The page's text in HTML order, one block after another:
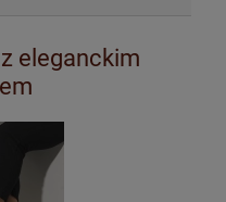
eleganckim